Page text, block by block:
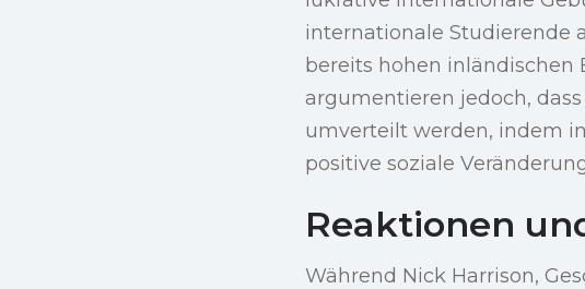
internationale Studierende
bereits hohen inländischen
argumentieren jedoch,
umverteilt werden, indem
positive soziale
Reaktionen
Während Nick Harrison,